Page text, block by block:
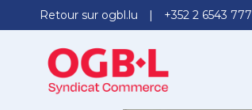
Retour sur ogbl.lu +352 2 6543 777